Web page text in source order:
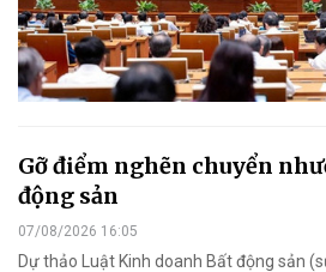
Gỡ điểm nghẽn chuyển
động sản
07/08/2026 16:05
Dự thảo Luật Kinh doanh Bất động sản